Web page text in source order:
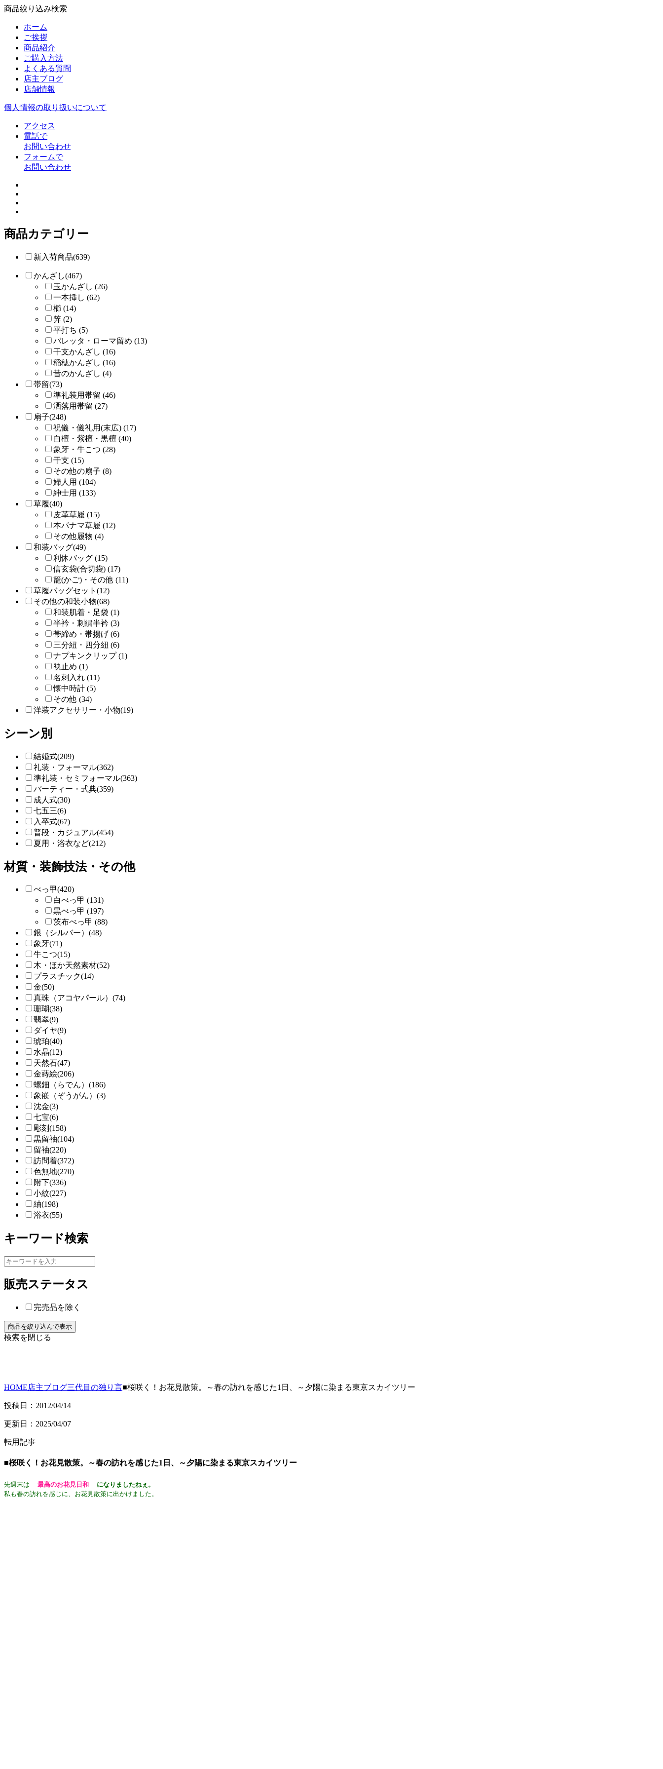
商品絞り込み検索
ホーム
ご挨拶
商品紹介
ご購入方法
よくある質問
店主ブログ
店舗情報
個人情報の取り扱いについて
アクセス
電話で
お問い合わせ
フォームで
お問い合わせ
商品カテゴリー
新入荷商品(639)
かんざし(467)
玉かんざし (26)
一本挿し (62)
櫛 (14)
笄 (2)
平打ち (5)
バレッタ・ローマ留め (13)
干支かんざし (16)
稲穂かんざし (16)
昔のかんざし (4)
帯留(73)
準礼装用帯留 (46)
洒落用帯留 (27)
扇子(248)
祝儀・儀礼用(末広) (17)
白檀・紫檀・黒檀 (40)
象牙・牛こつ (28)
干支 (15)
その他の扇子 (8)
婦人用 (104)
紳士用 (133)
草履(40)
皮革草履 (15)
本パナマ草履 (12)
その他履物 (4)
和装バッグ(49)
利休バッグ (15)
信玄袋(合切袋) (17)
籠(かご)・その他 (11)
草履バッグセット(12)
その他の和装小物(68)
和装肌着・足袋 (1)
半衿・刺繍半衿 (3)
帯締め・帯揚げ (6)
三分紐・四分紐 (6)
ナプキンクリップ (1)
袂止め (1)
名刺入れ (11)
懐中時計 (5)
その他 (34)
洋装アクセサリー・小物(19)
シーン別
結婚式(209)
礼装・フォーマル(362)
準礼装・セミフォーマル(363)
パーティー・式典(359)
成人式(30)
七五三(6)
入卒式(67)
普段・カジュアル(454)
夏用・浴衣など(212)
材質・装飾技法・その他
べっ甲(420)
白べっ甲 (131)
黒べっ甲 (197)
茨布べっ甲 (88)
銀（シルバー）(48)
象牙(71)
牛こつ(15)
木・ほか天然素材(52)
プラスチック(14)
金(50)
真珠（アコヤパール）(74)
珊瑚(38)
翡翠(9)
ダイヤ(9)
琥珀(40)
水晶(12)
天然石(47)
金蒔絵(206)
螺鈿（らでん）(186)
象嵌（ぞうがん）(3)
沈金(3)
七宝(6)
彫刻(158)
黒留袖(104)
留袖(220)
訪問着(372)
色無地(270)
附下(336)
小紋(227)
紬(198)
浴衣(55)
キーワード検索
販売ステータス
完売品を除く
検索を閉じる
HOME店主ブログ三代目の独り言■桜咲く！お花見散策。～春の訪れを感じた1日、～夕陽に染まる東京スカイツリー
投稿日：2012/04/14
更新日：2025/04/07
転用記事
■桜咲く！お花見散策。～春の訪れを感じた1日、～夕陽に染まる東京スカイツリー
先週末は 最高のお花見日和
になりましたねぇ。
私も春の訪れを感じに、お花見散策に出かけました。